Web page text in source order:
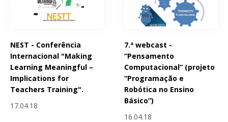
NEST - Conferência
Internacional "Making
Learning Meaningful –
Implications for
Teachers Training".
17.04.18
7.ª webcast -
“Pensamento
Computacional” (projeto
“Programação e
Robótica no Ensino
Básico”)
16.04.18